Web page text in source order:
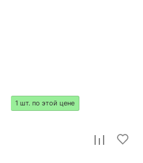
1 шт. по этой цене